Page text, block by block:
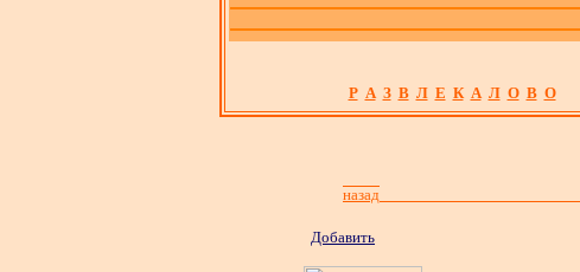
Р А З В Л Е К А Л О В О
назад
Добавить